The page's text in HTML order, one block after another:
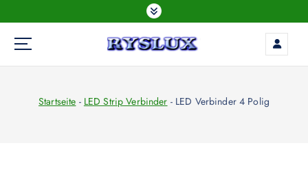
u
n
LED Beleuchtung
Startseite - LED Strip Verbinder - LED Verbinder 4 Polig